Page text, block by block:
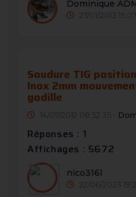
Dominique
27/01/2013
Soudure TIG
Inox 2mm
godille
14/07/2012 08:52:35 -
Réponses : 1
Affichages : 5672
nico316l
22/06/2023